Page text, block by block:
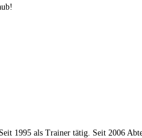
1995 als Trainer tätig. Seit 2006